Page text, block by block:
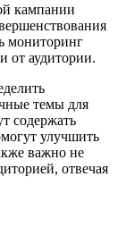
кампании
мониторинг
от аудитории.
темы для
содержать
улучшить
важно не
отвечая